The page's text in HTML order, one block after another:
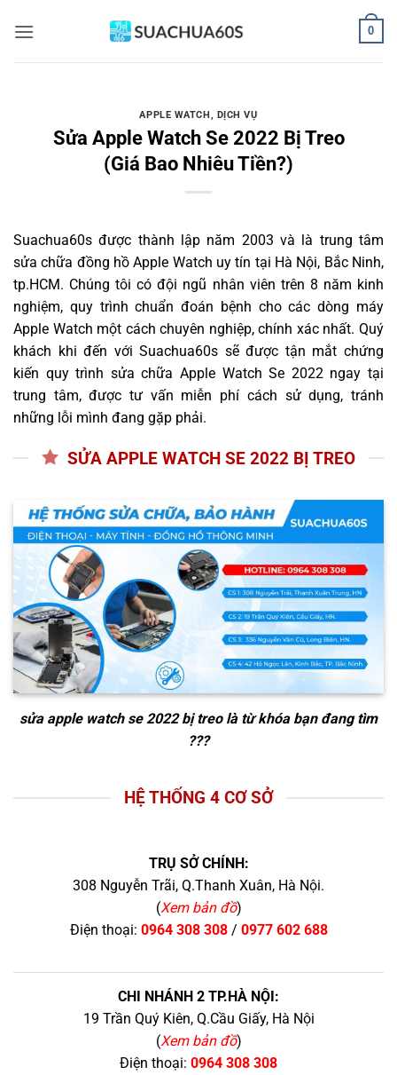
qua
0
APPLE WATCH, DỊCH VỤ
Sửa Apple Watch Se 2022 Bị Treo
(Giá Bao Nhiêu Tiền?)
Suachua60s được thành lập năm 2003 và là trung tâm
sửa chữa đồng hồ Apple Watch uy tín tại Hà Nội, Bắc Ninh,
tp.HCM. Chúng tôi có đội ngũ nhân viên trên 8 năm kinh
nghiệm, quy trình chuẩn đoán bệnh cho các dòng máy
Apple Watch một cách chuyên nghiệp, chính xác nhất. Quý
khách khi đến với Suachua60s sẽ được tận mắt chứng
kiến quy trình sửa chữa Apple Watch Se 2022 ngay tại
trung tâm, được tư vấn miễn phí cách sử dụng, tránh
những lỗi mình đang gặp phải.
SỬA APPLE WATCH SE 2022 BỊ TREO
sửa apple watch se 2022 bị treolà từ khóa bạn đang tìm
???
HỆ THỐNG 4 CƠ SỞ
TRỤ SỞ CHÍNH:
308 Nguyễn Trãi, Q.Thanh Xuân, Hà Nội.
(Xem bản đồ)
Điện thoại: 0964 308 308/ 0977 602 688
CHI NHÁNH 2 TP.HÀ NỘI:
19 Trần Quý Kiên, Q.Cầu Giấy, Hà Nội
(Xem bản đồ)
Điện thoại: 0964 308 308